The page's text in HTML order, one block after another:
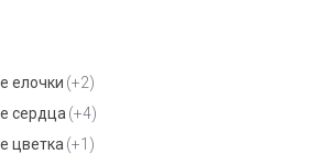
елочки +2
сердца +4
цветка +1